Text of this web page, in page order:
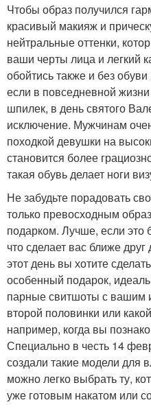
Чтобы образ получился
красивый макияж и
нейтральные оттенки,
ваши черты лица и легкий
обойтись также и без
если в повседневной
шпилек, в день святого
исключение. Мужчинам
походкой девушки на
становится более
такая обувь делает ноги
Не забудьте порадовать
только превосходным
подарком. Лучше, если это
что сделает вас ближе
этот день вы хотите
особенный подарок,
парные свитшоты с
второй половинки или
например, когда вы
Специально в честь 14
создали такие модели для
можно легко выбрать ту,
уже готовым накатом или